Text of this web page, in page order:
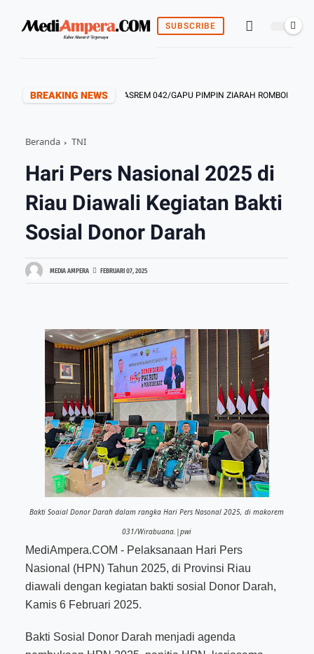
SUBSCRIBE
BREAKING NEWSKASREM 042/GAPU PIMPIN ZIARAH ROMBONGAN
Beranda TNI
Hari Pers Nasional 2025 di
Riau Diawali Kegiatan Bakti
Sosial Donor Darah
MEDIA AMPERA FEBRUARI 07, 2025
Bakti Soaial Donor Darah dalam rangka Hari Pers Nasonal 2025, di makorem
031/Wirabuana.|pwi
MediAmpera.COM - Pelaksanaan Hari Pers
Nasional (HPN) Tahun 2025, di Provinsi Riau
diawali dengan kegiatan bakti sosial Donor Darah,
Kamis 6 Februari 2025.
Bakti Sosial Donor Darah menjadi agenda